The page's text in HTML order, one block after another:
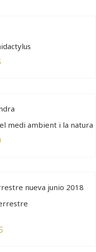
medi ambient i la natura